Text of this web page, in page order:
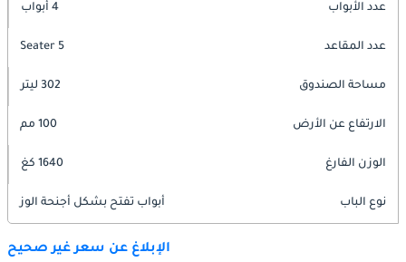
عدد الأبواب 4 أبواب
عدد المقاعد 5 Seater
مساحة الصندوق 302 ليتر
الارتفاع عن الأرض 100 مم
الوزن الفارغ 1640 كغ
نوع الباب أبواب تفتح بشكل أجنحة الوز
الإبلاغ عن سعر غير صحيح